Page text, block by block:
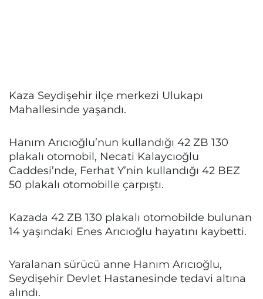
Kaza Seydişehir ilçe merkezi Ulukapı
Mahallesinde yaşandı.
Hanım Arıcıoğlu’nun kullandığı 42 ZB 130
plakalı otomobil, Necati Kalaycıoğlu
Caddesi’nde, Ferhat Y’nin kullandığı 42 BEZ
50 plakalı otomobille çarpıştı.
Kazada 42 ZB 130 plakalı otomobilde bulunan
14 yaşındaki Enes Arıcıoğlu hayatını kaybetti.
Yaralanan sürücü anne Hanım Arıcıoğlu,
Seydişehir Devlet Hastanesinde tedavi altına
alındı.